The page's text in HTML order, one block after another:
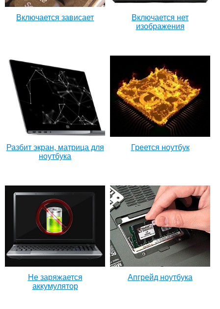
Включается зависает
Включается нет
изображения
Разбит экран, матрица для
ноутбука
Греется ноутбук
Не заряжается
аккумулятор
Апгрейд ноутбука